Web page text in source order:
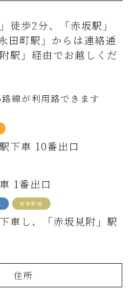
徒歩2分、「赤坂駅」
田町駅」からは連絡通
駅」経由でお越しくだ
線が利用路できます
下車 10番出口
1番出口
有楽町線
車し、「赤坂見附」駅
住所